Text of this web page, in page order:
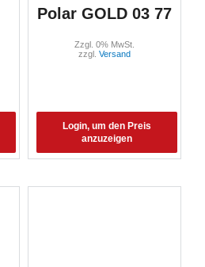
Polar GOLD 03 77
Login, um den Preis
anzuzeigen
Zzgl. 0% MwSt.
zzgl. Versand